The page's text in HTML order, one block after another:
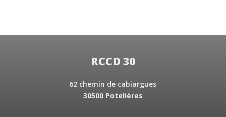
RCCD 30
62 chemin de cabiargues
30500 Potelières